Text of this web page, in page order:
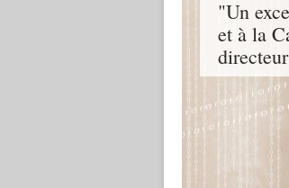
"Un
et à la